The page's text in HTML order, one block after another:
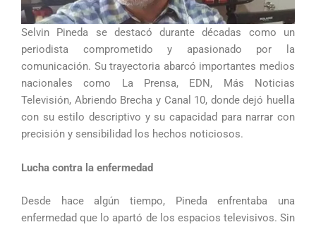
Selvin Pineda se destacó durante décadas como un
periodista comprometido y apasionado por la
comunicación. Su trayectoria abarcó importantes medios
nacionales como La Prensa, EDN, Más Noticias
Televisión, Abriendo Brecha y Canal 10, donde dejó huella
con su estilo descriptivo y su capacidad para narrar con
precisión y sensibilidad los hechos noticiosos.
Lucha contra la enfermedad
Desde hace algún tiempo, Pineda enfrentaba una
enfermedad que lo apartó de los espacios televisivos. Sin